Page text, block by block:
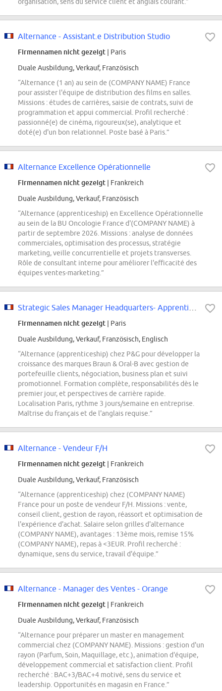
Alternance - Assistant.e Distribution Studio
Firmennamen nicht gezeigt | Paris
Duale Ausbildung, Verkauf, Französisch
“Alternance (1 an) au sein de (COMPANY NAME) France
pour assister l'équipe de distribution des films en salles.
Missions : études de carrières, saisie de contrats, suivi de
programmation et appui commercial. Profil recherché :
passionné(e) de cinéma, rigoureux(se), analytique et
doté(e) d'un bon relationnel. Poste basé à Paris.”
Alternance Excellence Opérationnelle
Firmennamen nicht gezeigt | Frankreich
Duale Ausbildung, Verkauf, Französisch
“Alternance (apprenticeship) en Excellence Opérationnelle
au sein de la BU Oncologie France d'(COMPANY NAME) à
partir de septembre 2026. Missions : analyse de données
commerciales, optimisation des processus, stratégie
marketing, veille concurrentielle et projets transverses.
Rôle de consultant interne pour améliorer l'efficacité des
équipes ventes-marketing.”
Firmennamen nicht gezeigt | Paris
Duale Ausbildung, Verkauf, Französisch, Englisch
“Alternance (apprenticeship) chez P&G pour développer la
croissance des marques Braun & Oral-B avec gestion de
portefeuille clients, négociation, business plan et suivi
promotionnel. Formation complète, responsabilités dès le
premier jour, et perspectives de carrière rapide.
Localisation Paris, rythme 3 jours/semaine en entreprise.
Maîtrise du français et de l'anglais requise.”
Alternance - Vendeur F/H
Firmennamen nicht gezeigt | Frankreich
Duale Ausbildung, Verkauf, Französisch
“Alternance (apprenticeship) chez (COMPANY NAME)
France pour un poste de vendeur F/H. Missions : vente,
conseil client, gestion de rayon, réassort et optimisation de
l'expérience d'achat. Salaire selon grilles d'alternance
(COMPANY NAME), avantages : 13ème mois, remise 15%
(COMPANY NAME), repas à <3EUR. Profil recherché :
dynamique, sens du service, travail d'équipe.”
Alternance - Manager des Ventes - Orange
Firmennamen nicht gezeigt | Frankreich
Duale Ausbildung, Verkauf, Französisch
“Alternance pour préparer un master en management
commercial chez (COMPANY NAME). Missions : gestion d'un
rayon (Parfum, Soin, Maquillage, etc.), animation d'équipe,
développement commercial et satisfaction client. Profil
recherché : BAC+3/BAC+4 motivé, sens du service et
leadership. Opportunités en magasin en France.”